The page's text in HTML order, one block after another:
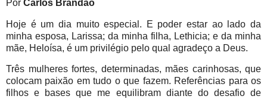
Por Carlos Brandão
Hoje é um dia muito especial. E poder estar ao lado da
minha esposa, Larissa; da minha filha, Lethicia; e da minha
mãe, Heloísa, é um privilégio pelo qual agradeço a Deus.
Três mulheres fortes, determinadas, mães carinhosas, que
colocam paixão em tudo o que fazem. Referências para os
filhos e bases que me equilibram diante do desafio de